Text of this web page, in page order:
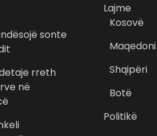
sonte
rreth
në
Lajme
Kosovë
Maqedoni
Shqipëri
Botë
Politikë